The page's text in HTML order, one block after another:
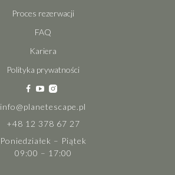
Proces rezerwacji
FAQ
Kariera
Polityka prywatności
info@planetescape.pl
+48 12 378 67 27
Poniedziałek – Piątek
09:00 – 17:00